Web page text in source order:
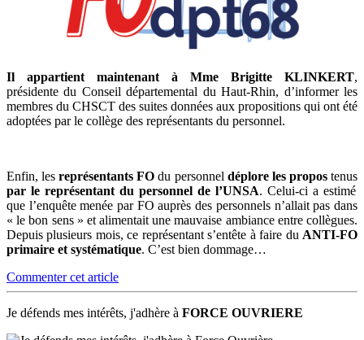
Il appartient maintenant à Mme Brigitte KLINKERT,
présidente du Conseil départemental du Haut-Rhin, d’informer les
membres du CHSCT des suites données aux propositions qui ont été
adoptées par le collège des représentants du personnel.
Enfin, lesreprésentants FO du personnel déplore les propostenus
par le représentant du personnel de l’UNSA. Celui-ci a estimé
que l’enquête menée par FO auprès des personnels n’allait pas dans
« le bon sens » et alimentait une mauvaise ambiance entre collègues.
Depuis plusieurs mois, ce représentant s’entête à faire du ANTI-FO
primaire et systématique. C’est bien dommage…
Commenter cet article
Je défends mes intérêts, j'adhère à FORCE OUVRIERE